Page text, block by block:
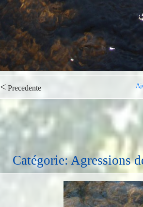
<Precedente
Catégorie: Agressions